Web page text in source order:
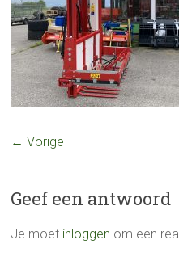
← Vorige
Geef een antwoord
Je moet inloggen om een